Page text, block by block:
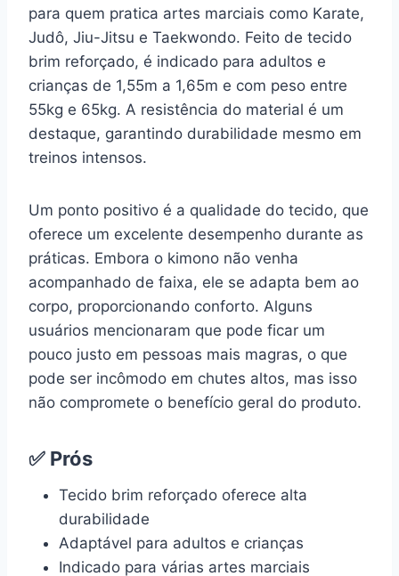
para quem pratica artes marciais como Karate,
Judô, Jiu-Jitsu e Taekwondo. Feito de tecido
brim reforçado, é indicado para adultos e
crianças de 1,55m a 1,65m e com peso entre
55kg e 65kg. A resistência do material é um
destaque, garantindo durabilidade mesmo em
treinos intensos.
Um ponto positivo é a qualidade do tecido, que
oferece um excelente desempenho durante as
práticas. Embora o kimono não venha
acompanhado de faixa, ele se adapta bem ao
corpo, proporcionando conforto. Alguns
usuários mencionaram que pode ficar um
pouco justo em pessoas mais magras, o que
pode ser incômodo em chutes altos, mas isso
não compromete o benefício geral do produto.
✅ Prós
Tecido brim reforçado oferece alta
durabilidade
Adaptável para adultos e crianças
Indicado para várias artes marciais